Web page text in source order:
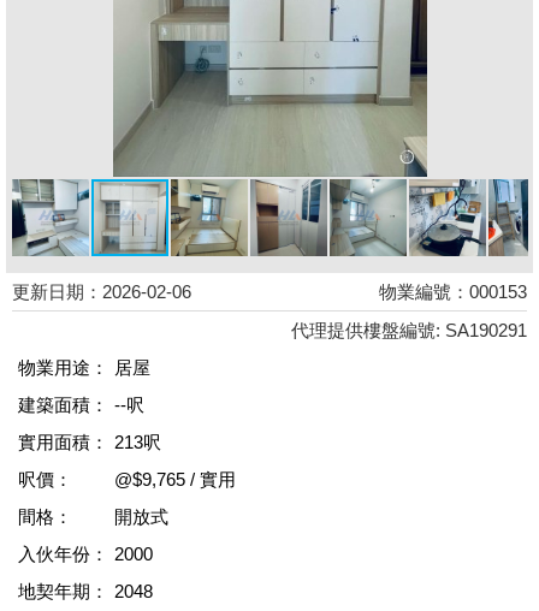
更新日期：2026-02-06
物業編號：000153
代理提供樓盤編號: SA190291
物業用途：
居屋
建築面積：
--呎
實用面積：
213呎
呎價：
@$9,765 / 實用
間格：
開放式
入伙年份：
2000
地契年期：
2048